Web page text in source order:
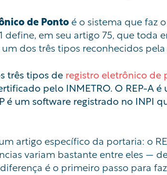
de Ponto é o sistema que faz
define, em seu artigo 75, que
dos três tipos reconhecidos
três tipos de registro eletrônico de
pelo INMETRO. O REP-A
é um software registrado no INPI
artigo específico da portaria: o
variam bastante entre eles —
é o primeiro passo para